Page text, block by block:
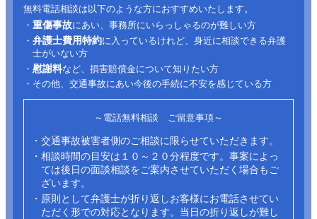
無料電話相談は以下のような方におすすめいたします。
・ 重傷事故にあい、事務所にいらっしゃるのが難しい方
・ 弁護士費用特約に入っているけれど、身近に相談できる弁護
士がいない方
・ 慰謝料など、損害賠償金について知りたい方
・その他、交通事故にあい今後の手続に不安を感じている方
～電話無料相談 ご留意事項～
・交通事故被害者側のご相談に限らせていただきます。
・相談時間の目安は１０～２０分程度です。事案によっ
ては後日の面談相談をご案内させていただく場合もご
ざいます。
・原則として弁護士が折り返しお客様にお電話させてい
ただく形での対応となります。当日の折り返しが難し